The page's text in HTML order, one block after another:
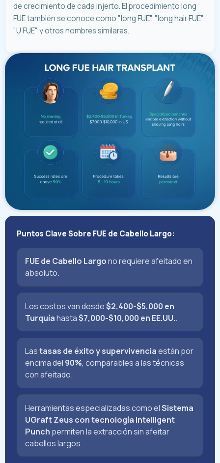
de crecimiento de cada injerto. El procedimiento long
FUE también se conoce como "long FUE", "long hair FUE",
"U FUE" y otros nombres similares.
Puntos Clave Sobre FUE de Cabello Largo:
FUE de Cabello Largono requiere afeitado en
absoluto.
Los costos van desde$2,400-$5,000 en
Turquíahasta$7,000-$10,000 en EE.UU..
Lastasas de éxito y supervivenciaestán por
encima del 90%, comparables a las técnicas
con afeitado.
Herramientas especializadas como elSistema
UGraft Zeus con tecnología Intelligent
Punch permiten la extracción sin afeitar
cabellos largos.